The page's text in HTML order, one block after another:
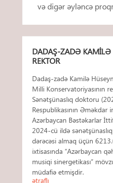
və digər əyləncə
DADAŞ-ZADƏ KAMILƏ
REKTOR
Dadaş-zadə Kamilə
Milli Konservatoriyasının
Sənətşünaslıq doktoru
Respublikasının Əməkdar
Azərbaycan Bəstəkarlar
2024-cü ildə
dərəcəsi almaq üçün
ixtisasında “Azərbaycan
musiqi sinergetikası”
müdafiə etmişdir.
ətraflı